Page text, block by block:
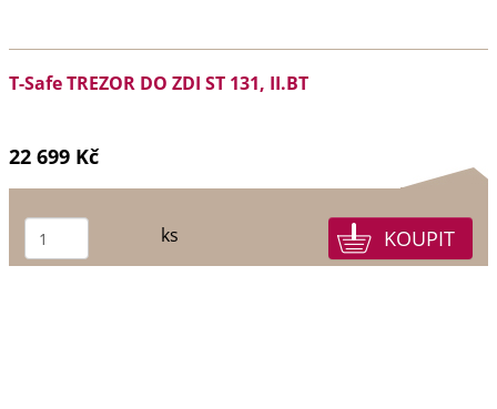
T-Safe TREZOR DO ZDI ST 131, II.BT
22 699 Kč
ks